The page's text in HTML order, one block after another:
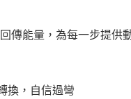
傳能量，為每一步提供
換，自信過彎